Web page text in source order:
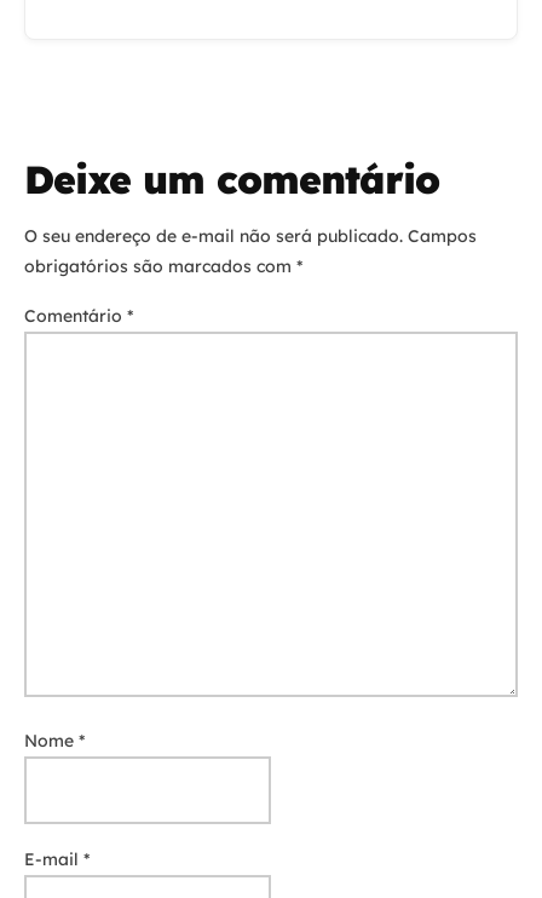
Deixe um comentário
O seu endereço de e-mail não será publicado. Campos
obrigatórios são marcados com *
Comentário *
Nome *
E-mail *